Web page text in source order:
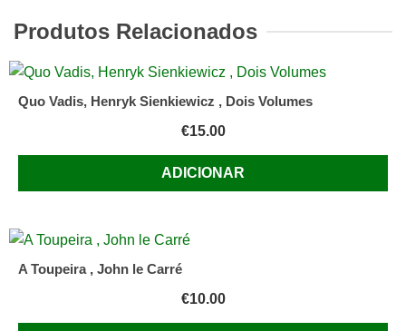
Fogo
Edição,
Amy
Produtos Relacionados
Quo Vadis, Henryk Sienkiewicz , Dois Volumes
€15.00
ADICIONAR
A Toupeira , John le Carré
€10.00